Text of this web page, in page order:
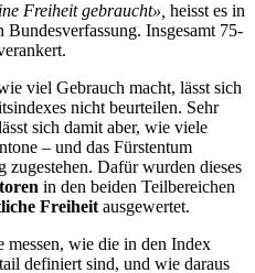
Freiheit gebraucht», heisst es in
Bundesverfassung. Insgesamt 75-
viel Gebrauch macht, lässt sich
nicht beurteilen. Sehr
sich damit aber, wie viele
– und das Fürstentum
Dafür wurden dieses
in den beiden Teilbereichen
Freiheit ausgewertet.
messen, wie die in den Index
definiert sind, und wie daraus